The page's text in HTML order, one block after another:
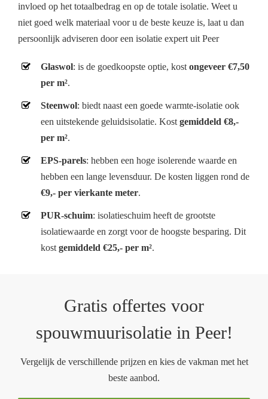
invloed op het totaalbedrag en op de totale isolatie. Weet u
niet goed welk materiaal voor u de beste keuze is, laat u dan
persoonlijk adviseren door een isolatie expert uit Peer
Glaswol: is de goedkoopste optie, kostongeveer €7,50
per m².
Steenwol: biedt naast een goede warmte-isolatie ook
een uitstekende geluidsisolatie. Kostgemiddeld €8,-
per m².
EPS-parels: hebben een hoge isolerende waarde en
hebben een lange levensduur. De kosten liggen rond de
€9,- per vierkante meter.
PUR-schuim: isolatieschuim heeft de grootste
isolatiewaarde en zorgt voor de hoogste besparing. Dit
kostgemiddeld €25,- per m².
Gratis offertes voor
spouwmuurisolatie in Peer!
Vergelijk de verschillende prijzen en kies de vakman met het
beste aanbod.